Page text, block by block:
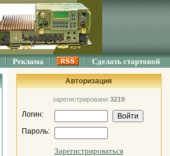
Реклама Сделать стартовой
Авторизация
зарегистрировано 3219
Логин:
Пароль:
Зарегистрироваться